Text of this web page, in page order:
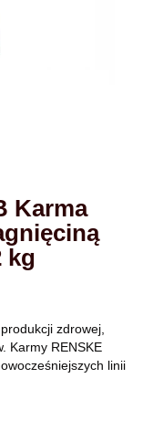
Karma
kg
zdrowej,
Karmy RENSKE
linii